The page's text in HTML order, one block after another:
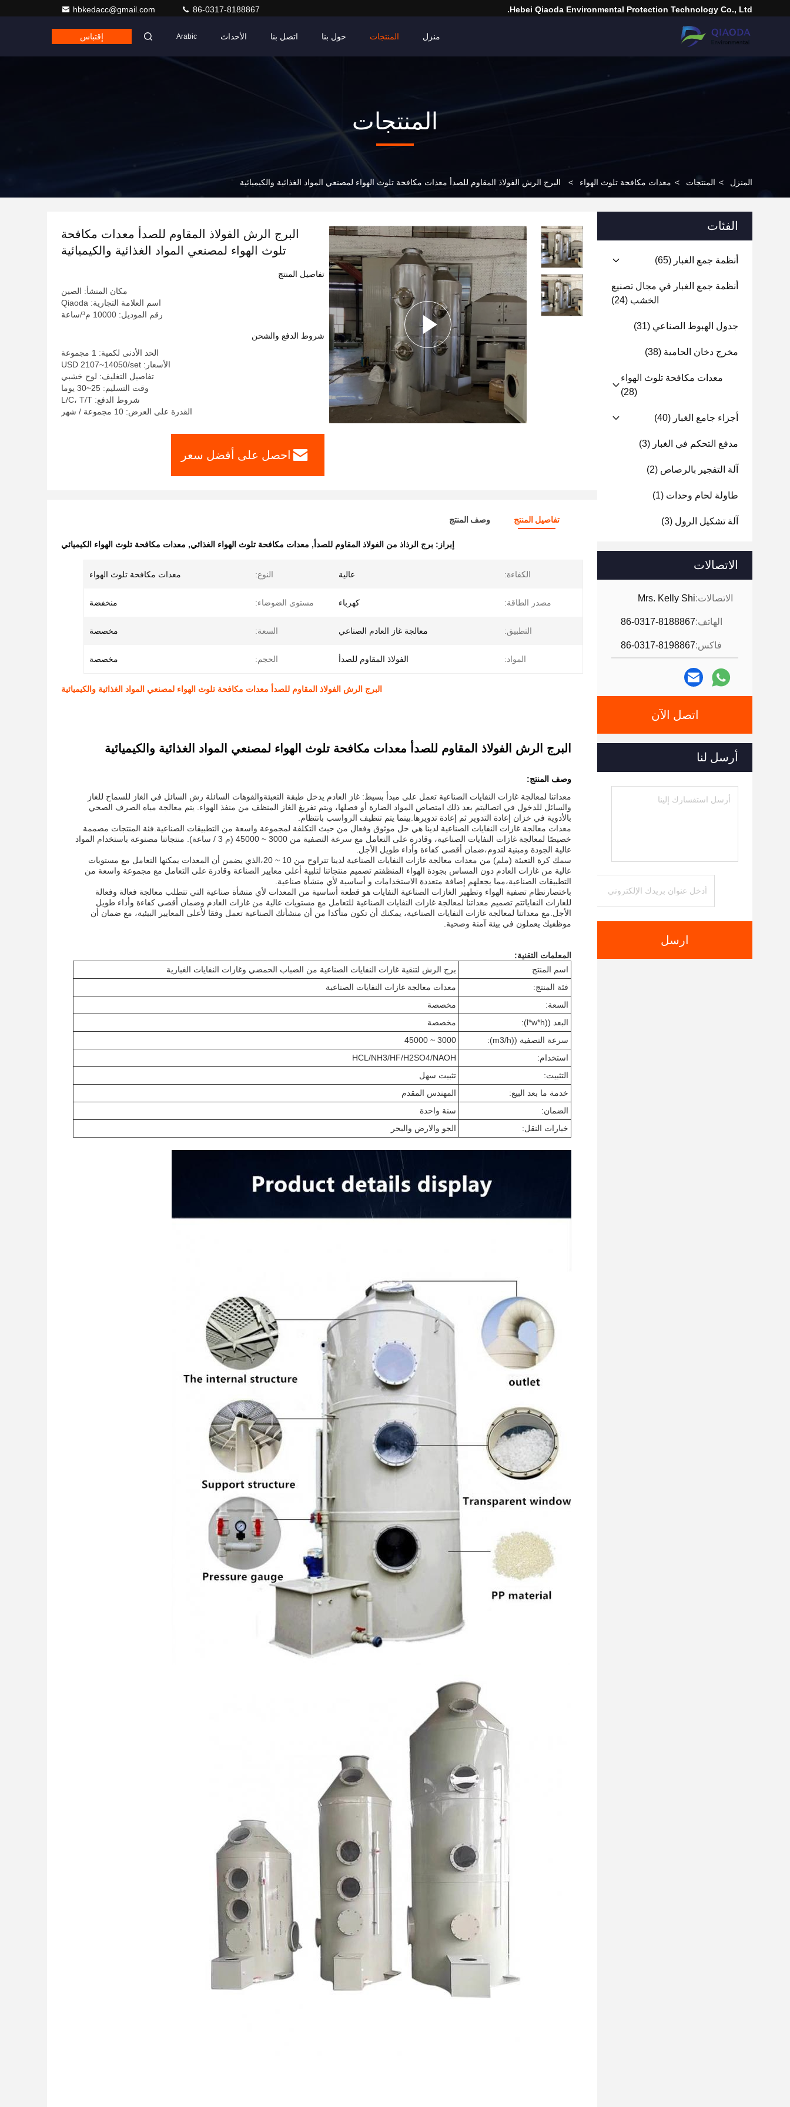
Hebei Qiaoda Environmental Protection Technology Co., Ltd.
hbkedacc@gmail.com 86-0317-8188867
منزل المنتجات حول بنا اتصل بنا الأحداث Arabic إقتباس
المنتجات
المنزل > المنتجات > معدات مكافحة تلوث الهواء > البرج الرش الفولاذ المقاوم للصدأ معدات مكافحة تلوث الهواء لمصنعي المواد الغذائية والكيميائية
الفئات
أنظمة جمع الغبار (65)
أنظمة جمع الغبار في مجال تصنيع
الخشب (24)
جدول الهبوط الصناعي (31)
مخرج دخان الحامية (38)
معدات مكافحة تلوث الهواء
(28)
أجزاء جامع الغبار (40)
مدفع التحكم في الغبار (3)
آلة التفجير بالرصاص (2)
طاولة لحام وحدات (1)
آلة تشكيل الرول (3)
الاتصالات
الاتصالات:Mrs. Kelly Shi
الهاتف:86-0317-8188867
فاكس:86-0317-8198867
اتصل الآن
أرسل لنا
ارسل
البرج الرش الفولاذ المقاوم للصدأ معدات مكافحة
تلوث الهواء لمصنعي المواد الغذائية والكيميائية
تفاصيل المنتج
مكان المنشأ: الصين
اسم العلامة التجارية: Qiaoda
رقم الموديل: 10000 م³/ساعة
شروط الدفع والشحن
الحد الأدنى لكمية: 1 مجموعة
الأسعار: USD 2107~14050/set
تفاصيل التغليف: لوح خشبي
وقت التسليم: 25~30 يوما
شروط الدفع: L/C، T/T
القدرة على العرض: 10 مجموعة / شهر
احصل على أفضل سعر
تفاصيل المنتج وصف المنتج
إبراز: برج الرذاذ من الفولاذ المقاوم للصدأ , معدات مكافحة تلوث الهواء الغذائي, معدات مكافحة تلوث الهواء الكيميائي
الكفاءة: عالية النوع: معدات مكافحة تلوث الهواء
مصدر الطاقة: كهرباء مستوى الضوضاء: منخفضة
التطبيق: معالجة غاز العادم الصناعي السعة: مخصصة
المواد: الفولاذ المقاوم للصدأ الحجم: مخصصة
البرج الرش الفولاذ المقاوم للصدأ معدات مكافحة تلوث الهواء لمصنعي المواد الغذائية والكيميائية
البرج الرش الفولاذ المقاوم للصدأ معدات مكافحة تلوث الهواء لمصنعي المواد الغذائية والكيميائية
وصف المنتج:
معداتنا لمعالجة غازات النفايات الصناعية تعمل على مبدأ بسيط: غاز العادم يدخل طبقة التعبئةوالفوهات السائلة رش السائل في الغاز للسماح للغاز
والسائل للدخول في اتصاليتم بعد ذلك امتصاص المواد الضارة أو فصلها، ويتم تفريغ الغاز المنظف من منفذ الهواء. يتم معالجة مياه الصرف الصحي
بالأدوية في خزان إعادة التدوير ثم إعادة تدويرها.بينما يتم تنظيف الرواسب بانتظام.
معدات معالجة غازات النفايات الصناعية لدينا هي حل موثوق وفعال من حيث التكلفة لمجموعة واسعة من التطبيقات الصناعية.فئة المنتجات مصممة
خصيصًا لمعالجة غازات النفايات الصناعية، وقادرة على التعامل مع سرعة التصفية من 3000 ~ 45000 (م 3 / ساعة). منتجاتنا مصنوعة باستخدام المواد
عالية الجودة ومبنية لتدوم،ضمان أقصى كفاءة وأداء طويل الأجل.
سمك كرة التعبئة (ملم) من معدات معالجة غازات النفايات الصناعية لدينا تتراوح من 10 ~ 20،الذي يضمن أن المعدات يمكنها التعامل مع مستويات
عالية من غازات العادم دون المساس بجودة الهواء المنظفتم تصميم منتجاتنا لتلبية أعلى معايير الصناعة وقادرة على التعامل مع مجموعة واسعة من
التطبيقات الصناعية،مما يجعلهم إضافة متعددة الاستخدامات و أساسية لأي منشأة صناعية.
باختصارنظام تصفية الهواء وتطهير الغازات الصناعية النفايات هو قطعة أساسية من المعدات لأي منشأة صناعية التي تتطلب معالجة فعالة وفعالة
للغازات النفاياتتم تصميم معداتنا لمعالجة غازات النفايات الصناعية للتعامل مع مستويات عالية من غازات العادم وضمان أقصى كفاءة وأداء طويل
الأجل.مع معداتنا لمعالجة غازات النفايات الصناعية، يمكنك أن تكون متأكدا من أن منشأتك الصناعية تعمل وفقا لأعلى المعايير البيئية، مع ضمان أن
موظفيك يعملون في بيئة آمنة وصحية.
المعلمات التقنية:
اسم المنتج
برج الرش لتنقية غازات النفايات الصناعية من الضباب الحمضي وغازات النفايات الغبارية
فئة المنتج:
معدات معالجة غازات النفايات الصناعية
السعة:
مخصصة
البعد ((l*w*h):
مخصصة
سرعة التصفية ((m3/h):
3000 ~ 45000
استخدام:
HCL/NH3/HF/H2SO4/NAOH
التثبيت:
تثبيت سهل
خدمة ما بعد البيع:
المهندس المقدم
الضمان:
سنة واحدة
خيارات النقل:
الجو والارض والبحر